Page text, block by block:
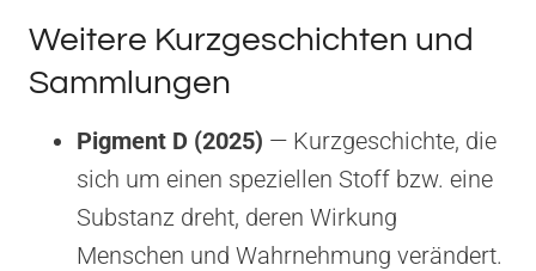
Weitere Kurzgeschichten und
Sammlungen
Pigment D (2025) — Kurzgeschichte, die
sich um einen speziellen Stoff bzw. eine
Substanz dreht, deren Wirkung
Menschen und Wahrnehmung verändert.